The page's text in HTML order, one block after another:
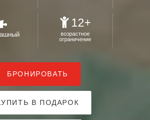
12+
возрастное
ограничение
БРОНИРОВАТЬ
В ПОДАРОК